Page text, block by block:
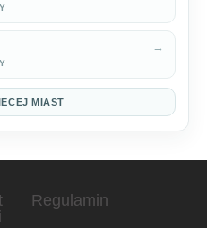
→
MIAST
Regulamin